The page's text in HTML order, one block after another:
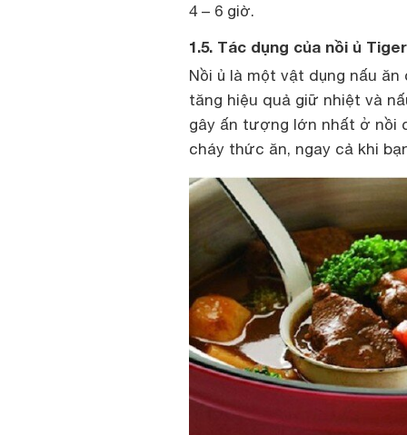
4 – 6 giờ.
1.5. Tác dụng của nồi ủ Tiger
Nồi ủ là một vật dụng nấu
tăng hiệu quả giữ nhiệt và
gây ấn tượng lớn nhất ở nồi
cháy thức ăn, ngay cả khi